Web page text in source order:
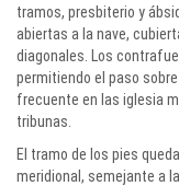
tramos, presbiterio y
abiertas a la nave,
diagonales. Los
permitiendo el paso
frecuente en las iglesia
tribunas.
El tramo de los pies
meridional, semejante a